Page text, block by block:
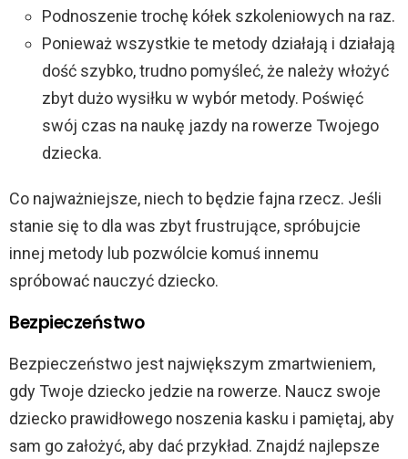
Podnoszenie trochę kółek szkoleniowych na raz.
Ponieważ wszystkie te metody działają i działają
dość szybko, trudno pomyśleć, że należy włożyć
zbyt dużo wysiłku w wybór metody. Poświęć
swój czas na naukę jazdy na rowerze Twojego
dziecka.
Co najważniejsze, niech to będzie fajna rzecz. Jeśli
stanie się to dla was zbyt frustrujące, spróbujcie
innej metody lub pozwólcie komuś innemu
spróbować nauczyć dziecko.
Bezpieczeństwo
Bezpieczeństwo jest największym zmartwieniem,
gdy Twoje dziecko jedzie na rowerze. Naucz swoje
dziecko prawidłowego noszenia kasku i pamiętaj, aby
sam go założyć, aby dać przykład. Znajdź najlepsze